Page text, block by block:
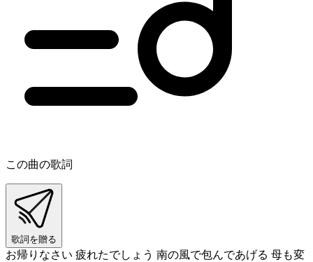
この曲の歌詞
歌詞を贈る
お帰りなさい 疲れたでしょう 南の風で包んであげる 母も変